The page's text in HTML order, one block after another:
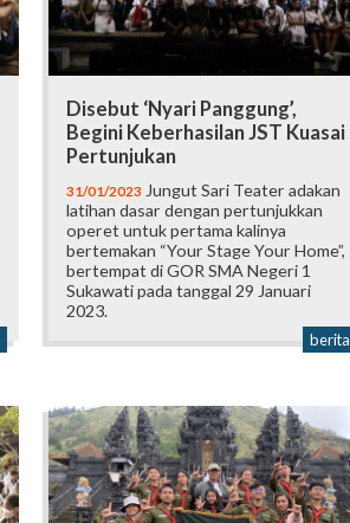
Disebut ‘Nyari Panggung’,
Begini Keberhasilan JST Kuasai
Pertunjukan
31/01/2023 Jungut Sari Teater adakan
latihan dasar dengan pertunjukkan
operet untuk pertama kalinya
bertemakan “Your Stage Your Home”,
bertempat di GOR SMA Negeri 1
Sukawati pada tanggal 29 Januari
2023.
berita